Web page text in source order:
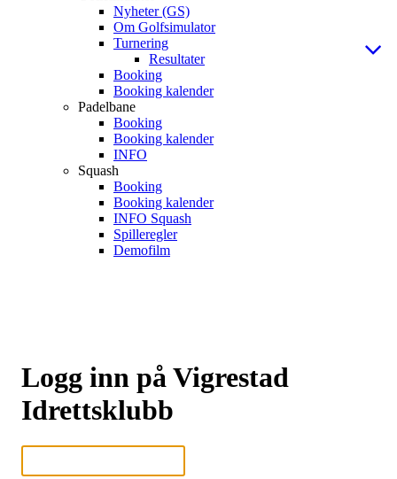
Nyheter (GS)
Om Golfsimulator
Turnering
Resultater
Booking
Booking kalender
Padelbane
Booking
Booking kalender
INFO
Squash
Booking
Booking kalender
INFO Squash
Spilleregler
Demofilm
Logg inn på Vigrestad
Idrettsklubb